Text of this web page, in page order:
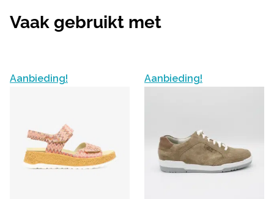
Vaak gebruikt met
Aanbieding! Aanbieding!